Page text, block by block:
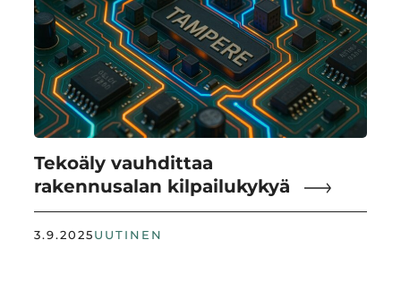
Tekoäly vauhdittaa
rakennusalan kilpailukykyä
3.9.2025UUTINEN